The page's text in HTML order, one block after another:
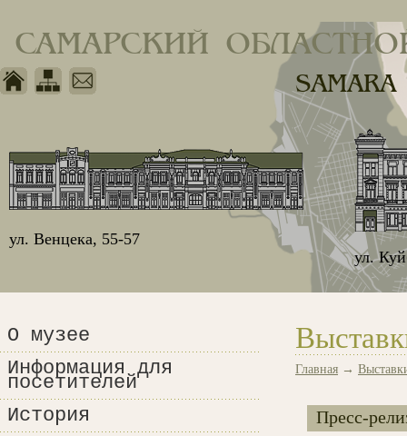
САМАРСКИЙ
ул.
ул. Венцека, 55-57
О музее
Информация для
посетителей
История
Главная →
Пресс-